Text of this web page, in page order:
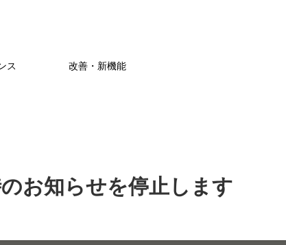
ス 改善・新機能
お知らせを停止します